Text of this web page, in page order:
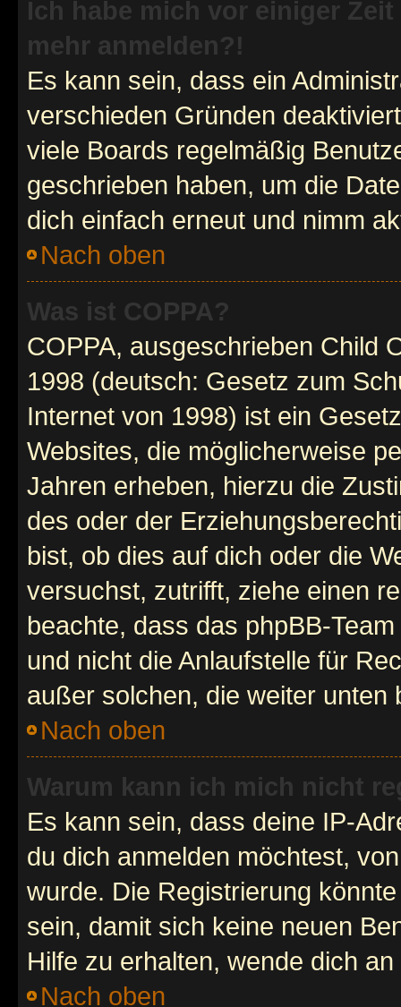
Ich habe mich vor einiger
mehr anmelden?!
Es kann sein, dass ein
verschieden Gründen
viele Boards regelmäßig
geschrieben haben, um die
dich einfach erneut und nimm
Nach oben
Was ist COPPA?
COPPA, ausgeschrieben Child
1998 (deutsch: Gesetz zum
Internet von 1998) ist ein
Websites, die möglicherweise
Jahren erheben, hierzu die
des oder der
bist, ob dies auf dich oder die
versuchst, zutrifft, ziehe einen
beachte, dass das phpBB-
und nicht die Anlaufstelle für
außer solchen, die weiter unten
Nach oben
Warum kann ich mich nicht
Es kann sein, dass deine IP-
du dich anmelden möchtest,
wurde. Die Registrierung
sein, damit sich keine neuen
Hilfe zu erhalten, wende dich
Nach oben